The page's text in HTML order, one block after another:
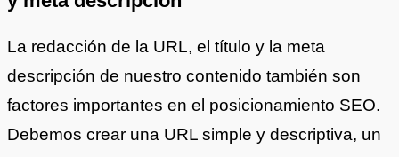
La redacción de la URL, el título y la meta
descripción de nuestro contenido también son
factores importantes en el posicionamiento SEO.
Debemos crear una URL simple y descriptiva, un